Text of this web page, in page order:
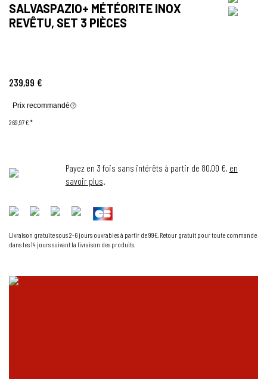
SALVASPAZIO+ MÉTÉORITE INOX
REVÊTU, SET 3 PIÈCES
239,99 €
Prix recommandé
269,97 €*
Payez en 3 fois sans intérêts à partir de 80,00 €, en
savoir plus.
Livraison gratuite sous 2-6 jours ouvrables à partir de 99€. Retour gratuit pour toute commande
dans les 14 jours suivant la livraison des produits.